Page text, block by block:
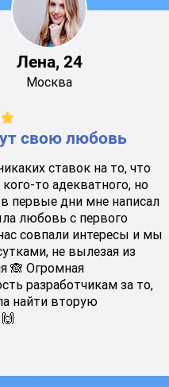
Лена, 24
Москва
свою любовь
ставок на то, что
то адекватного, но
первые дни мне написал
любовь с первого
совпали интересы и мы
не вылезая из
🙈 Огромная
разработчикам за то,
найти вторую